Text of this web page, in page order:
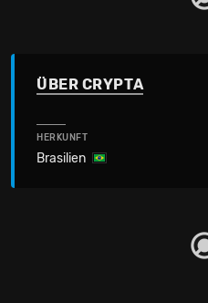
ÜBER CRYPTA
HERKUNFT
Brasilien